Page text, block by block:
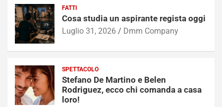
FATTI
Cosa studia un aspirante regista oggi
Luglio 31, 2026 Dmm Company
SPETTACOLO
Stefano De Martino e Belen
Rodriguez, ecco chi comanda a casa
loro!